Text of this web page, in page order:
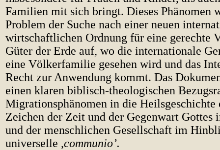
Familien mit sich bringt. Dieses Phänomen
Problem der Suche nach einer neuen
wirtschaftlichen Ordnung für eine gerechte
Güter der Erde auf, wo die internationale
eine Völkerfamilie gesehen wird und das
Recht zur Anwendung kommt. Das
einen klaren biblisch-theologischen
Migrationsphänomen in die Heilsgeschichte
Zeichen der Zeit und der Gegenwart Gottes
und der menschlichen Gesellschaft im
universelle ,communio’.